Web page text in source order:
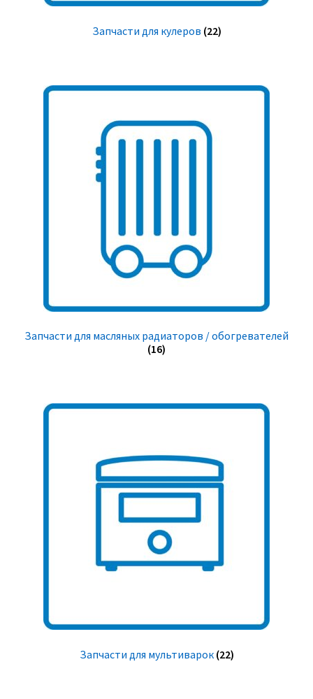
Запчасти для кулеров (22)
Запчасти для масляных радиаторов / обогревателей
(16)
Запчасти для мультиварок (22)